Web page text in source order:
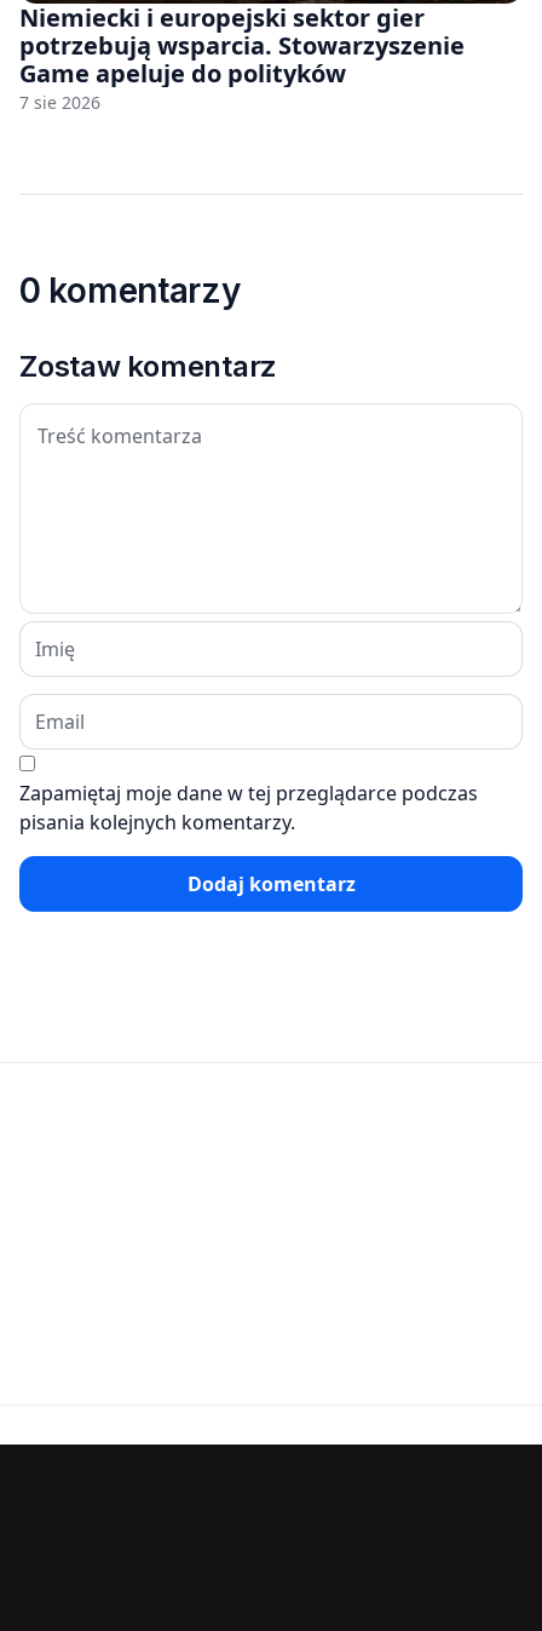
Niemiecki i europejski sektor gier
potrzebują wsparcia. Stowarzyszenie
Game apeluje do polityków
7 sie 2026
0 komentarzy
Zostaw komentarz
Zapamiętaj moje dane w tej przeglądarce podczas
pisania kolejnych komentarzy.
Dodaj komentarz